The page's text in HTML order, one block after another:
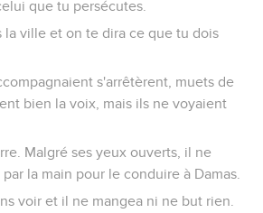
que tu persécutes.
la ville et on te dira ce que tu dois
s'arrêtèrent, muets de
bien la voix, mais ils ne voyaient
Malgré ses yeux ouverts, il ne
la main pour le conduire à Damas.
voir et il ne mangea ni ne but rien.